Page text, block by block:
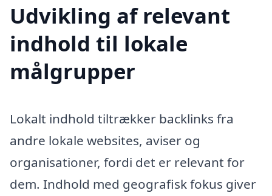
Udvikling af relevant
indhold til lokale
målgrupper
Lokalt indhold tiltrækker backlinks fra
andre lokale websites, aviser og
organisationer, fordi det er relevant for
dem. Indhold med geografisk fokus giver